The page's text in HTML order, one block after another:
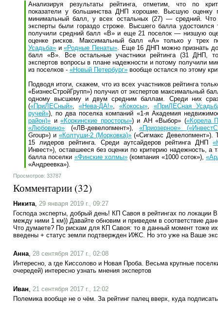
Анализируя результаты рейтинга, отметим, что по
показатели у большинства ДНП хорошие. Высшую
минимальный балл, у всех остальных (27) — средний. Что
эксперты были гораздо строже. Высшего балла удостоился
получили средний балл «В» и еще 21 поселок — низшую
оценке рисков. Максимальный балл «А» только у трех
Усадьба» и«Родные Пенаты». Еще 16 ДНП можно признать
балл «В». Все остальные участники рейтинга (31 ДНП,
экспертов вопросы в плане надежности и потому получили
из поселков - «Новый Петербург» вообще остался по этому
Подводя итоги, скажем, что из всех участников рейтинга
«БизнесСтройГрупп») получил от экспертов максимальный
одному высшему и двум средним баллам. Среди них
(«ПриЛЕСный», «Нева-ДА!», «Кокосы», «ПриЛЕСная
ручей»), по два поселка компаний «1-я Академия
район)» и«Коркинские просторы») и АН «Выбор» («Корела
«Любовино» («ЛВ-девелопмент»),«Приозерное»
Group») и«Колтуши-2 (Морковка)» («Сигмакс Девелопмент»).
15 лидеров рейтинга. Среди аутсайдеров рейтинга ДНП
Инвест»), оставшееся без оценки по критерию надежность,
балла поселки «Финские холмы» (компания «1000 соток»),
«Андреевка»).
Просмотров: 33787
Комментарии (32)
Никита, 29 января 2019 г., 09:27
Господа эксперты, добрый день! КП Савоя в рейтингах по локации
между ними 1 км)) Давайте обновим и приведем в соответствие
Что думаете? По рискам для КП Савоя: то в данный момент тоже
введены + статус земли подтвержден ИЖС. Но это уже на Ваше
Анна, 28 сентября 2017 г., 02:08
Интересно, а где Киссолово и Новая Проба. Весьма крупные
очередей) интересно узнать мнения экспертов
Иван, 21 сентября 2017 г., 12:02
Полемика вообще не о чём. За рейтинг палец вверх, куда